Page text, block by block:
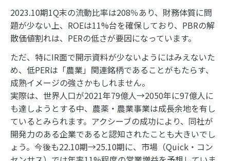
2023.10期1Q末の流動比率は208％あり、財務体質に問
題が少ない上、ROEは11%台を確保しており、PBRの解
散価値割れは、PERの低さが要因になっています。
ただ、特にIR面で開示資料が少ないようにはみえないた
め、低PERは「農業」関連銘柄であることがもたらす、
成熟イメージの強さかもしれません。
実際は、世界人口が2021年79億人→2050年に97億人に
も達しようとする中、農薬・農業事業は成長余地を有し
ているとみられます。アクシーブの成功により、同社が
開発力のある企業であると認知されたことも大きいでし
ょう。今後も22.10期→25.10期に、市場（Quick・コン